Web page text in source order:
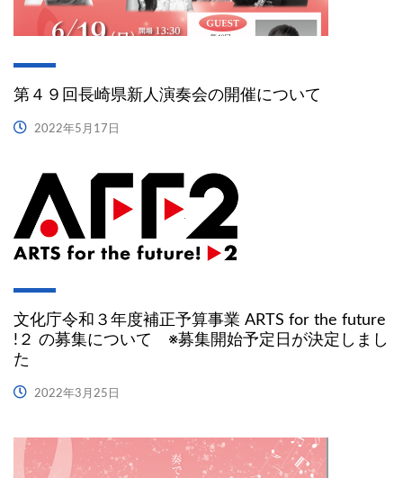
第４９回長崎県新人演奏会の開催について
2022年5月17日
文化庁令和３年度補正予算事業 ARTS for the future
!２ の募集について ※募集開始予定日が決定しまし
た
2022年3月25日